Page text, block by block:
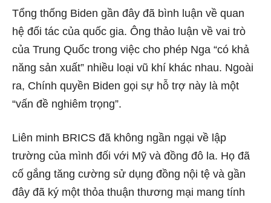
Tổng thống Biden gần đây đã bình luận về quan
hệ đối tác của quốc gia. Ông thảo luận về vai trò
của Trung Quốc trong việc cho phép Nga “có khả
năng sản xuất” nhiều loại vũ khí khác nhau. Ngoài
ra, Chính quyền Biden gọi sự hỗ trợ này là một
“vấn đề nghiêm trọng”.
Liên minh BRICS đã không ngần ngại về lập
trường của mình đối với Mỹ và đồng đô la. Họ đã
cố gắng tăng cường sử dụng đồng nội tệ và gần
đây đã ký một thỏa thuận thương mại mang tính